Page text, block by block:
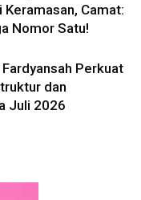
Camat:
Nomor Satu!
Perkuat
dan
Juli 2026